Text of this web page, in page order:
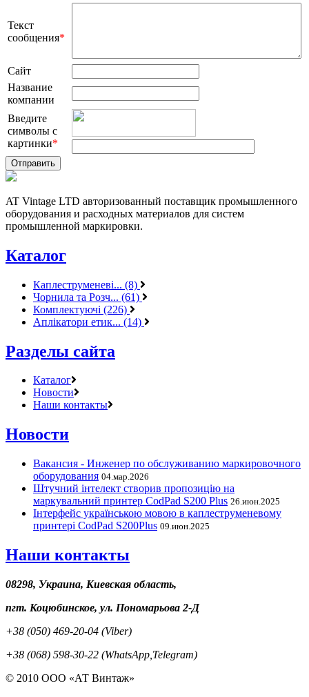
Текст
сообщения*
Сайт
Название
компании
Введите
символы с
картинки*
AT Vintage LTD авторизованный поставщик промышленного
оборудования и расходных материалов для систем
промышленной маркировки.
Каталог
Каплеструменеві... (8)
Чорнила та Розч... (61)
Комплектуючі (226)
Аплікатори етик... (14)
Разделы сайта
Каталог
Новости
Наши контакты
Новости
Вакансия - Инженер по обслуживанию маркировочного
оборудования 04.мар.2026
Штучний інтелект створив пропозицію на
маркувальний принтер CodPad S200 Plus 26.июн.2025
Інтерфейс українською мовою в каплеструменевому
принтері CodPad S200Plus 09.июн.2025
Наши контакты
08298, Украина, Киевская область,
пгт. Коцюбинское, ул. Пономарьова 2-Д
+38 (050) 469-20-04 (Viber)
+38 (068) 598-30-22 (WhatsApp,Telegram)
© 2010 ООО «АТ Винтаж»